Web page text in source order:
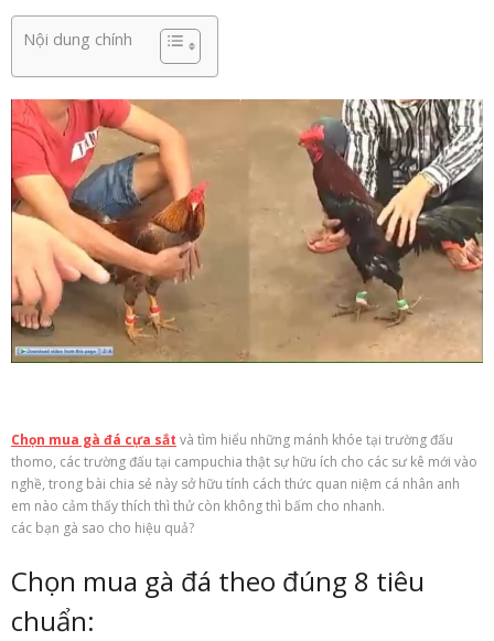
Nội dung chính
Chọn mua gà đá cựa sắt và tìm hiểu những mánh khóe tại trường đấu
thomo, các trường đấu tại campuchia thật sự hữu ích cho các sư kê mới vào
nghề, trong bài chia sẻ này sở hữu tính cách thức quan niệm cá nhân anh
em nào cảm thấy thích thì thử còn khôngthì bấm cho nhanh.
các bạn gà sao cho hiệu quả?
Chọn mua gà đá theo đúng 8 tiêu
chuẩn: